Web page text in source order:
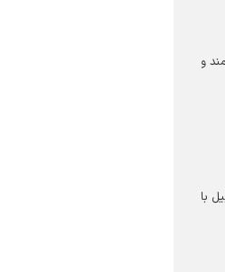
نیازمند و
اردبیل با